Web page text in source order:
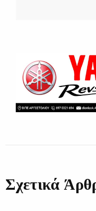
Σχετικά